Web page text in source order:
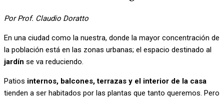
Por Prof. Claudio Doratto
En una ciudad como la nuestra, donde la mayor concentración de
la población está en las zonas urbanas; el espacio destinado al
jardín se va reduciendo.
Patios internos, balcones, terrazas y el interior de la casa
tienden a ser habitados por las plantas que tanto queremos. Pero